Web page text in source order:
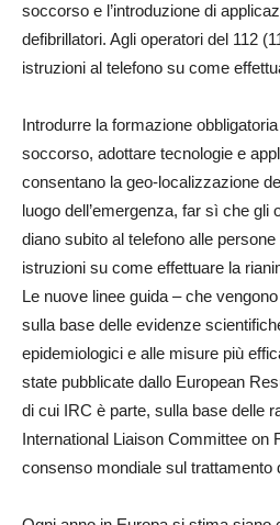
soccorso e l’introduzione di
defibrillatori. Agli operatori del 112
istruzioni al telefono su come
Introdurre la formazione
soccorso, adottare tecnologie e
consentano la geo-localizzazione
luogo dell’emergenza, far sì che gli
diano subito al telefono alle
istruzioni su come effettuare la
Le nuove linee guida – che
sulla base delle evidenze
epidemiologici e alle misure più
state pubblicate dallo European
di cui IRC è parte, sulla base delle
International Liaison Committee on
consenso mondiale sul trattamento